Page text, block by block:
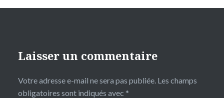
Laisser un commentaire
Votre adresse e-mail ne sera pas publiée. Les champs
obligatoires sont indiqués avec *